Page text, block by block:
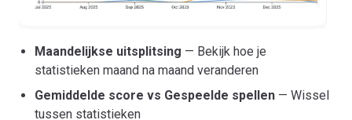
Maandelijkse uitsplitsing — Bekijk hoe je
statistieken maand na maand veranderen
Gemiddelde score vs Gespeelde spellen — Wissel
tussen statistieken